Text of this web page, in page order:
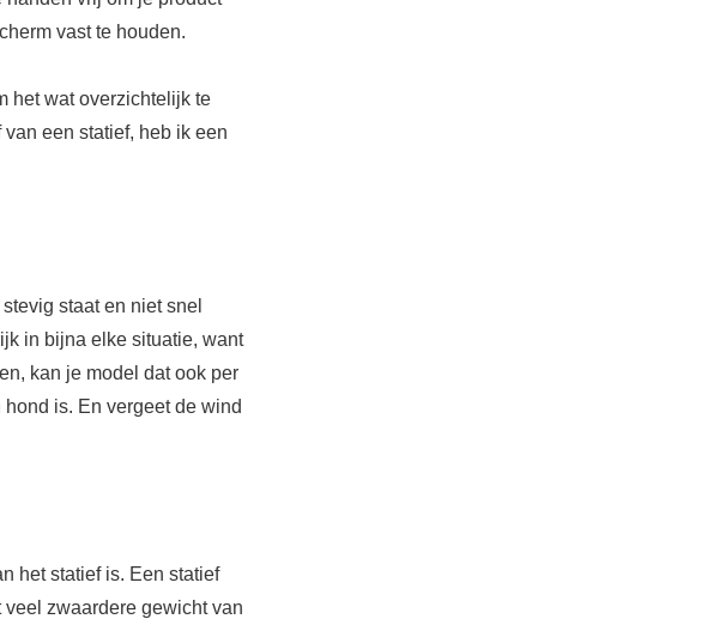
vast te houden.
het wat overzichtelijk te
een statief, heb ik een
staat en niet snel
in bijna elke situatie, want
kan je model dat ook per
is. En vergeet de wind
het statief is. Een statief
zwaardere gewicht van